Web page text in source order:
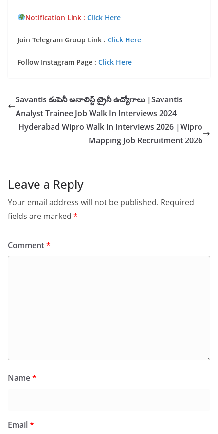
Notification Link : Click Here
Join Telegram Group Link : Click Here
Follow Instagram Page : Click Here
Savantis కంపెనీ అనాలిస్ట్ ట్రైనీ ఉద్యోగాలు |Savantis
Analyst Trainee Job Walk In Interviews 2024
Hyderabad Wipro Walk In Interviews 2026 |Wipro
Mapping Job Recruitment 2026
Leave a Reply
Your email address will not be published. Required
fields are marked *
Comment*
Name*
Email*